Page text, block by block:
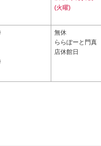
(火曜)
無休
ららぽーと門真
店休館日